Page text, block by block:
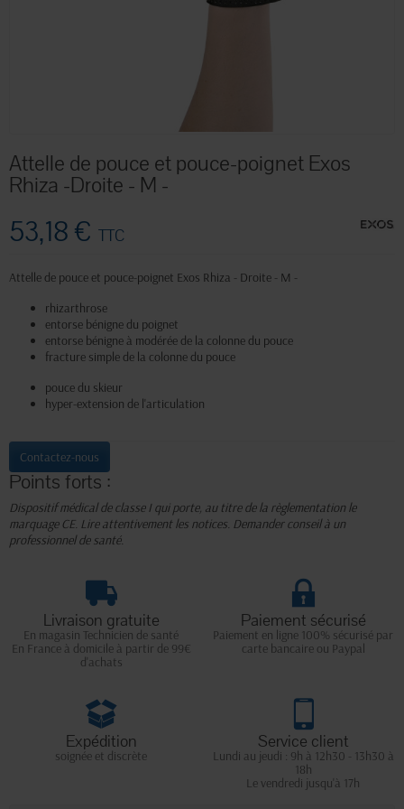
Attelle de pouce et pouce-poignet Exos
Rhiza -Droite - M -
53,18 € TTC
Attelle de pouce et pouce-poignet Exos Rhiza - Droite - M -
rhizarthrose
entorse bénigne du poignet
entorse bénigne à modérée de la colonne du pouce
fracture simple de la colonne du pouce
pouce du skieur
hyper-extension de l'articulation
Contactez-nous
Points forts :
Dispositif médical de classe I qui porte, au titre de la règlementation le
marquage CE. Lire attentivement les notices. Demander conseil à un
professionnel de santé.
Livraison gratuite
En magasin Technicien de santé
En France à domicile à partir de 99€
d'achats
Paiement sécurisé
Paiement en ligne 100% sécurisé par
carte bancaire ou Paypal
Expédition
soignée et discrète
Service client
Lundi au jeudi : 9h à 12h30 - 13h30 à
18h
Le vendredi jusqu'à 17h